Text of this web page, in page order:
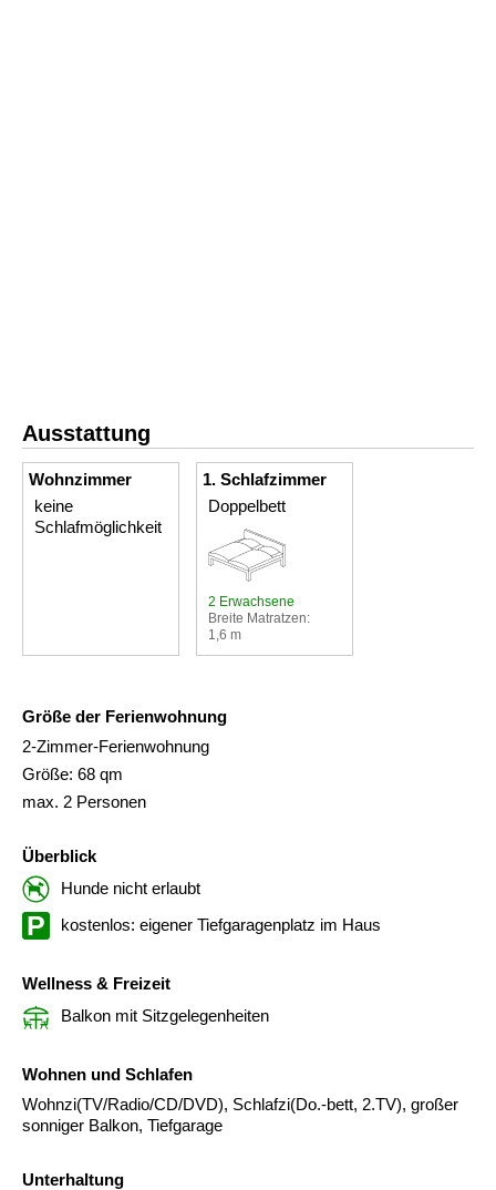
Ausstattung
Wohnzimmer
keine
Schlafmöglichkeit
1. Schlafzimmer
Doppelbett
2 Erwachsene
Breite Matratzen:
1,6 m
Größe der Ferienwohnung
2-Zimmer-Ferienwohnung
Größe: 68 qm
max. 2 Personen
Überblick
Hunde nicht erlaubt
kostenlos: eigener Tiefgaragenplatz im Haus
Wellness & Freizeit
Balkon mit Sitzgelegenheiten
Wohnen und Schlafen
Wohnzi(TV/Radio/CD/DVD), Schlafzi(Do.-bett, 2.TV), großer
sonniger Balkon, Tiefgarage
Unterhaltung